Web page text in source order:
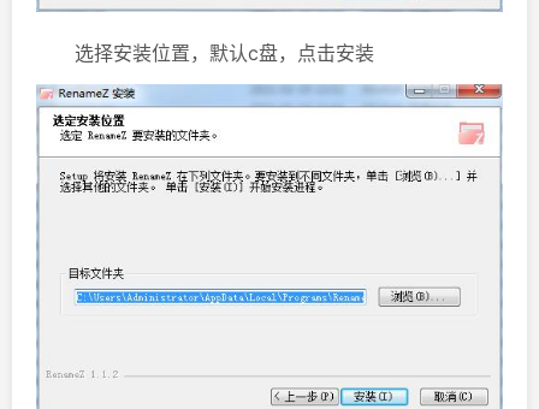
选择安装位置，默认c盘，点击安装